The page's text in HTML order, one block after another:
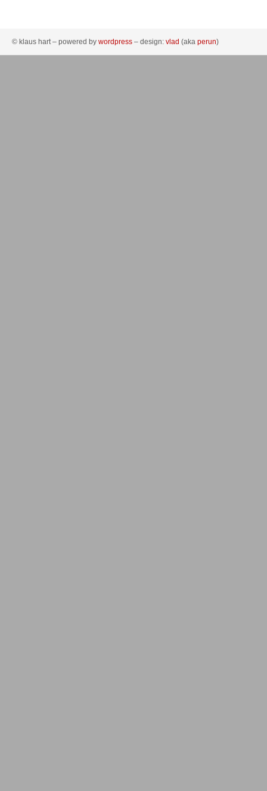
© klaus hart – powered by wordpress – design: vlad (aka perun)